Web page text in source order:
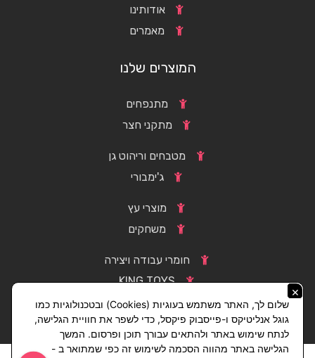
אודותינו
מאמרים
המוצרים שלנו
מתנפחים
מתקני חצר
מטבחים וריהוט גן
ג'ימבורי
מוצרי עץ
משחקים
חומרי עבודה ויצירה
KING TOYS
×
שלום לך, האתר משתמש בעוגיות (Cookies) ובטכנולוגיות כמו
גוגל אנליטיקס ו-פייסבוק פיקסל, כדי לשפר את חוויית הגלישה,
לנתח שימוש באתר ולהתאים עבורך תוכן ופרסום. המשך
הגלישה באתר מהווה הסכמה לשימוש זה כפי שמתואר ב -